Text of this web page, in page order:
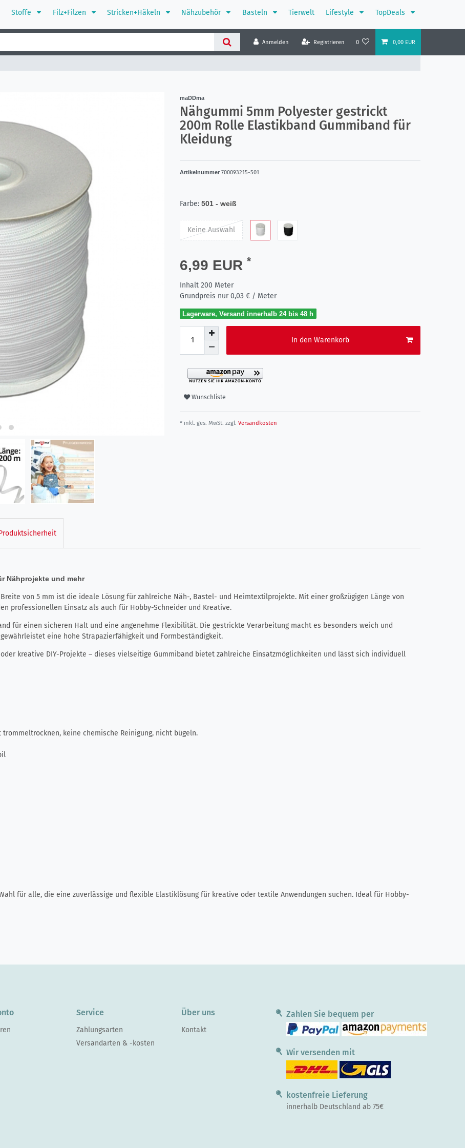
Stoffe Filz+Filzen Stricken+Häkeln Nähzubehör Basteln Tierwelt Lifestyle TopDeals
Anmelden Registrieren 0 0,00 EUR
maDDma
Nähgummi 5mm Polyester gestrickt
200m Rolle Elastikband Gummiband für
Kleidung
Artikelnummer 700093215-501
Farbe: 501 - weiß
Keine Auswahl
6,99 EUR *
Inhalt 200 Meter
Grundpreis nur0,03 € / Meter
Lagerware, Versand innerhalb 24 bis 48 h
In den Warenkorb
Wunschliste
* inkl. ges. MwSt. zzgl. Versandkosten
Nähprojekte und mehr
von 5 mm ist die ideale Lösung für zahlreiche Näh-, Bastel- und Heimtextilprojekte. Mit einer großzügigen Länge von
professionellen Einsatz als auch für Hobby-Schneider und Kreative.
für einen sicheren Halt und eine angenehme Flexibilität. Die gestrickte Verarbeitung macht es besonders weich und
eine hohe Strapazierfähigkeit und Formbeständigkeit.
kreative DIY-Projekte – dieses vielseitige Gummiband bietet zahlreiche Einsatzmöglichkeiten und lässt sich individuell
keine chemische Reinigung, nicht bügeln.
für alle, die eine zuverlässige und flexible Elastiklösung für kreative oder textile Anwendungen suchen. Ideal für Hobby-
Service
Zahlungsarten
Versandarten & -kosten
Über uns
Kontakt
Zahlen Sie bequem per
Wir versenden mit
kostenfreie Lieferung
innerhalb Deutschland ab 75€